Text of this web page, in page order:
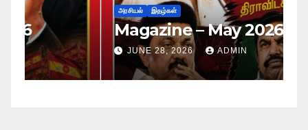
அரசியல்
Magazine – May 2026
JUNE 28, 2026 ADMIN